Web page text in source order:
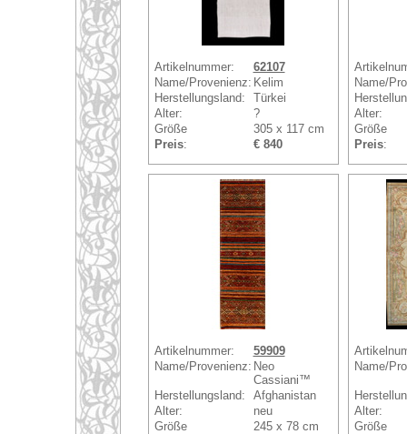
Artikelnummer:
62107
Name/Provenienz: Kelim
Herstellungsland:
Türkei
Alter:
?
Größe
305 x 117 cm
Preis: € 840
Name/
Alter:
Größe
Preis:
Artikelnummer:
59909
Name/Provenienz: Neo
Cassiani™
Herstellungsland:
Afghanistan
Alter:
neu
Größe
245 x 78 cm
Name/
Alter:
Größe